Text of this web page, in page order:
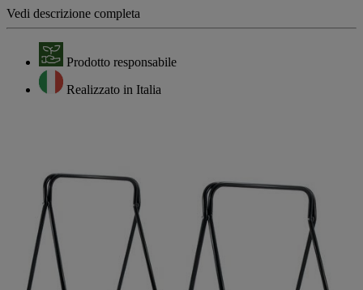
Vedi descrizione completa
Prodotto responsabile
Realizzato in Italia